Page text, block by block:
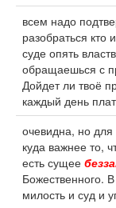
всем надо
разобраться кто
суде опять
обращаешься с
Дойдет ли твоё
каждый день
очевидна, но для
куда важнее то,
есть сущее
Божественного.
милость и суд и